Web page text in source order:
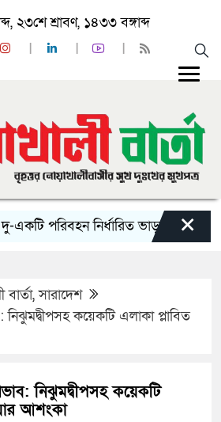
২৩শে শ্রাবণ, ১৪৩৩ বঙ্গাব্দ
পরিবহন নির্ধারিত ভাড়ার চেয়েও কম
×
,সারাদেশ
নিঝুমদ্বীপসহ কয়েকটি এলাকা প্লাবিত
নিঝুমদ্বীপসহ কয়েকটি
আশংকা